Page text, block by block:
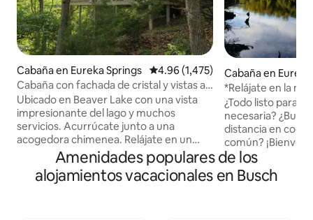
Cabaña en Eureka Springs Calificación promedio: 4.96 de 5;
4.96 (1,475)
Cabaña con fachada de cristal y vistas al
lago
Ubicado en Beaver Lake con una vista
impresionante del lago y muchos
servicios. Acurrúcate junto a una
acogedora chimenea. Relájate en un
jacuzzi para dos a la luz de las velas (no
es una bañera de hidromasaje) con vista
al hermoso paisaje de las montañas
Cabaña en
*Relájate en la
y acceso al río
¿Todo listo para
necesaria?
distancia en
común?
al White River
moderno
frente al río y con
Amenidades populares de los
alojamientos vacacionales en Busch